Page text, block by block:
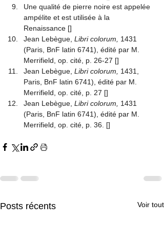
Une qualité de pierre noire est appelée
ampélite et est utilisée à la
Renaissance []
Jean Lebègue, Libri colorum, 1431
(Paris, BnF latin 6741), édité par M.
Merrifield, op. cité, p. 26-27 []
Jean Lebègue, Libri colorum, 1431,
Paris, BnF latin 6741), édité par M.
Merrifield, op. cité, p. 27 []
Jean Lebègue, Libri colorum, 1431
(Paris, BnF latin 6741), édité par M.
Merrifield, op. cité, p. 36.
[]
Posts récents Voir tout